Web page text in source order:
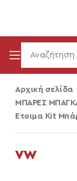
Αρχική σελίδα
ΜΠΑΡΕΣ
Ετοιμα Kit
VW